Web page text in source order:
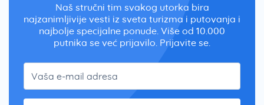
Naš stručni tim svakog utorka bira
najzanimljivije vesti iz sveta turizma i putovanja i
najbolje specijalne ponude. Više od 10.000
putnika se već prijavilo. Prijavite se.